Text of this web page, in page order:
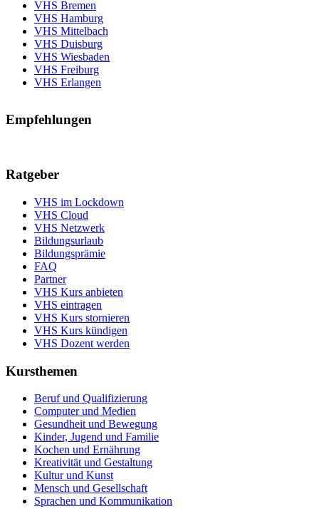
VHS Bremen
VHS Hamburg
VHS Mittelbach
VHS Duisburg
VHS Wiesbaden
VHS Freiburg
VHS Erlangen
Empfehlungen
Ratgeber
VHS im Lockdown
VHS Cloud
VHS Netzwerk
Bildungsurlaub
Bildungsprämie
FAQ
Partner
VHS Kurs anbieten
VHS eintragen
VHS Kurs stornieren
VHS Kurs kündigen
VHS Dozent werden
Kursthemen
Beruf und Qualifizierung
Computer und Medien
Gesundheit und Bewegung
Kinder, Jugend und Familie
Kochen und Ernährung
Kreativität und Gestaltung
Kultur und Kunst
Mensch und Gesellschaft
Sprachen und Kommunikation